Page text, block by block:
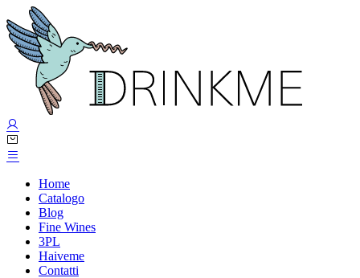
Home
Catalogo
Blog
Fine Wines
3PL
Haiveme
Contatti